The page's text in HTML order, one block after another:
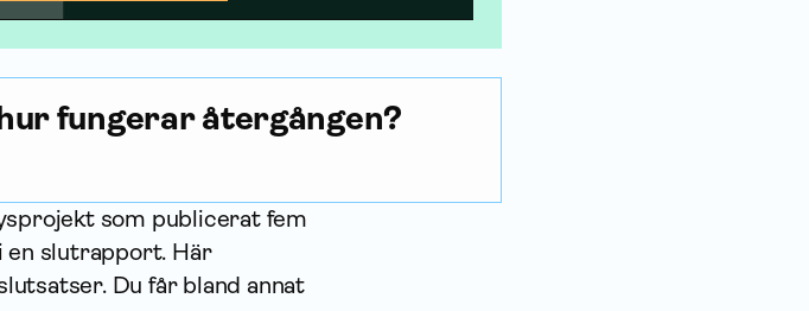
fungerar återgången?
som publicerat fem
en slutrapport. Här
Du får bland annat